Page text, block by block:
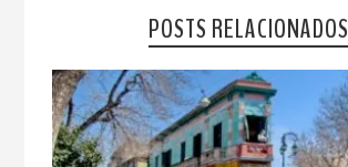
POSTS RELACIONADOS